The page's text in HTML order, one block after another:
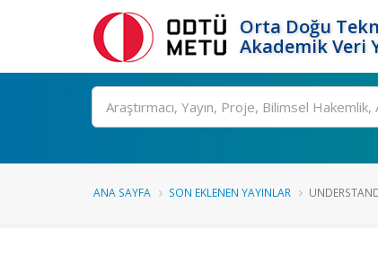
Orta Doğu
Akademik Veri
Ara
ANA SAYFA SON EKLENEN YAYINLAR